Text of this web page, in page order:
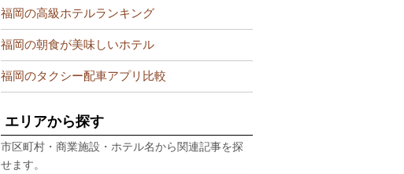
福岡の高級ホテルランキング
福岡の朝食が美味しいホテル
福岡のタクシー配車アプリ比較
エリアから探す
市区町村・商業施設・ホテル名から関連記事を探
せます。